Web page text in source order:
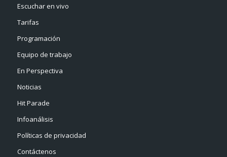
Escuchar en vivo
Tarifas
Programación
Equipo de trabajo
En Perspectiva
Noticias
Hit Parade
Infoanálisis
Políticas de privacidad
Contáctenos